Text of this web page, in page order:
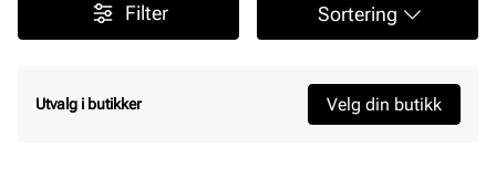
Filter Sortering
Utvalg i butikker Velg din butikk